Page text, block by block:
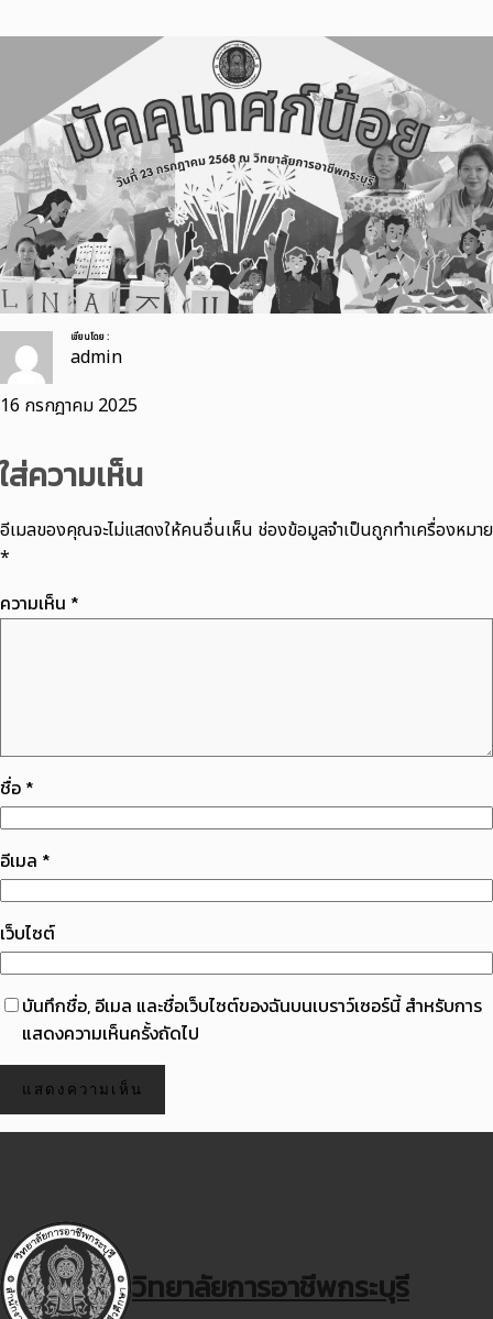
เขียนโดย :
admin
16 กรกฎาคม 2025
ใส่ความเห็น
อีเมลของคุณจะไม่แสดงให้คนอื่นเห็น ช่องข้อมูลจำเป็นถูกทำเครื่องหมาย
*
ความเห็น *
ชื่อ *
อีเมล *
เว็บไซต์
บันทึกชื่อ, อีเมล และชื่อเว็บไซต์ของฉันบนเบราว์เซอร์นี้ สำหรับการ
แสดงความเห็นครั้งถัดไป
วิทยาลัยการอาชีพกระบุรี